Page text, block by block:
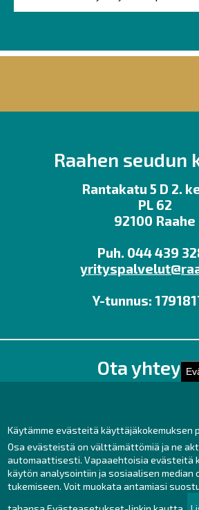
Käytämme evästeitä käyttäjäkokemuksen
Osa evästeistä on välttämättömiä ja ne
automaattisesti. Vapaaehtoisia evästeitä
käytön analysointiin ja sosiaalisen median
tukemiseen. Voit muokata antamiasi
Raahen seudun
Rantakatu 5 D 2.
PL 62
92100 Raahe
Puh. 044 439
Y-tunnus:
Ota
Yhteydenotto
Facebook
Instagram